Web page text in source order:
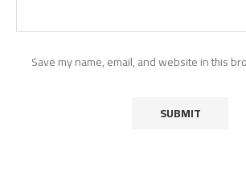
Save my name, email, and website in this